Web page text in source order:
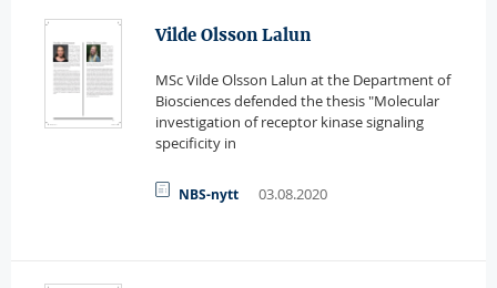
Vilde Olsson Lalun
MSc Vilde Olsson Lalun at the Department of
Biosciences defended the thesis "Molecular
investigation of receptor kinase signaling
specificity in
NBS-nytt 03.08.2020